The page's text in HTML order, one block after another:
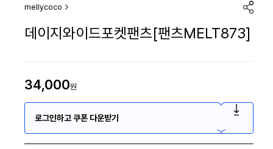
mellycoco
데이지와이드포켓팬츠[팬츠MELT873]
34,000원
로그인하고 쿠폰 다운받기